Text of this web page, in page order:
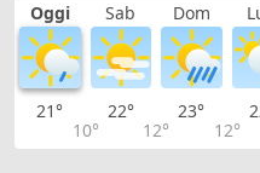
Oggi Sab Dom
21°
10°
22°
12°
23°
12°